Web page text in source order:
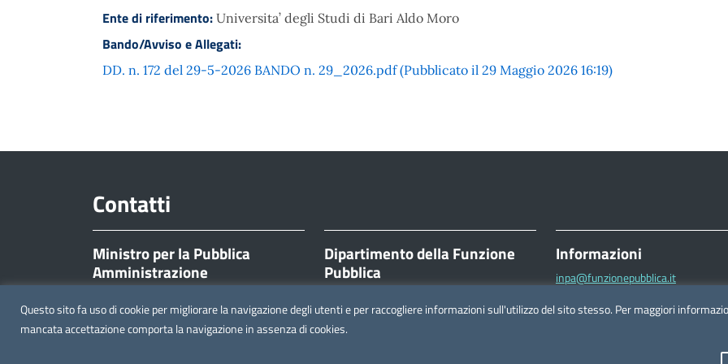
Questo sito fa uso di cookie per migliorare la navigazione degli utenti e per raccogliere informazioni sull'utilizzo del sito stesso. Per maggiori
mancata accettazione comporta la navigazione in assenza di cookies.
Ente di riferimento: Universita’ degli Studi di Bari Aldo Moro
Bando/Avviso e Allegati:
DD. n. 172 del 29-5-2026 BANDO n. 29_2026.pdf (Pubblicato il 29 Maggio 2026 16:19)
Contatti
Ministro per la Pubblica
Amministrazione
00186 Roma
Dipartimento della Funzione
Pubblica
00186 Roma
Informazioni
inpa@funzionepubblica.it
FAQ